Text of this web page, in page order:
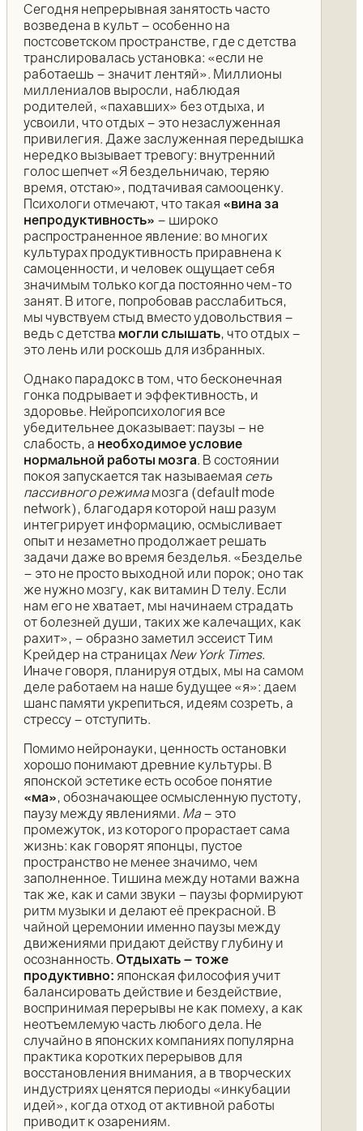
Сегодня непрерывная занятость часто
возведена в культ – особенно на
постсоветском пространстве, где с детства
транслировалась установка: «если не
работаешь – значит лентяй». Миллионы
миллениалов выросли, наблюдая
родителей, «пахавших» без отдыха, и
усвоили, что отдых – это незаслуженная
привилегия. Даже заслуженная передышка
нередко вызывает тревогу: внутренний
голос шепчет «Я бездельничаю, теряю
время, отстаю», подтачивая самооценку.
Психологи отмечают, что такая «вина за
непродуктивность» – широко
распространенное явление: во многих
культурах продуктивность приравнена к
самоценности, и человек ощущает себя
значимым только когда постоянно чем-то
занят. В итоге, попробовав расслабиться,
мы чувствуем стыд вместо удовольствия –
ведь с детства могли слышать, что отдых –
это лень или роскошь для избранных.
Однако парадокс в том, что бесконечная
гонка подрывает и эффективность, и
здоровье. Нейропсихология все
убедительнее доказывает: паузы – не
слабость, а необходимое условие
нормальной работы мозга. В состоянии
покоя запускается так называемая сеть
пассивного режима мозга (default mode
network), благодаря которой наш разум
интегрирует информацию, осмысливает
опыт и незаметно продолжает решать
задачи даже во время безделья. «Безделье
– это не просто выходной или порок; оно так
же нужно мозгу, как витамин D телу. Если
нам его не хватает, мы начинаем страдать
от болезней души, таких же калечащих, как
рахит», – образно заметил эссеист Тим
Крейдер на страницах New York Times.
Иначе говоря, планируя отдых, мы на самом
деле работаем на наше будущее «я»: даем
шанс памяти укрепиться, идеям созреть, а
стрессу – отступить.
Помимо нейронауки, ценность остановки
хорошо понимают древние культуры. В
японской эстетике есть особое понятие
«ма», обозначающее осмысленную пустоту,
паузу между явлениями. Ма – это
промежуток, из которого прорастает сама
жизнь: как говорят японцы, пустое
пространство не менее значимо, чем
заполненное. Тишина между нотами важна
так же, как и сами звуки – паузы формируют
ритм музыки и делают её прекрасной. В
чайной церемонии именно паузы между
движениями придают действу глубину и
осознанность. Отдыхать – тоже
продуктивно: японская философия учит
балансировать действие и бездействие,
воспринимая перерывы не как помеху, а как
неотъемлемую часть любого дела. Не
случайно в японских компаниях популярна
практика коротких перерывов для
восстановления внимания, а в творческих
индустриях ценятся периоды «инкубации
идей», когда отход от активной работы
приводит к озарениям.